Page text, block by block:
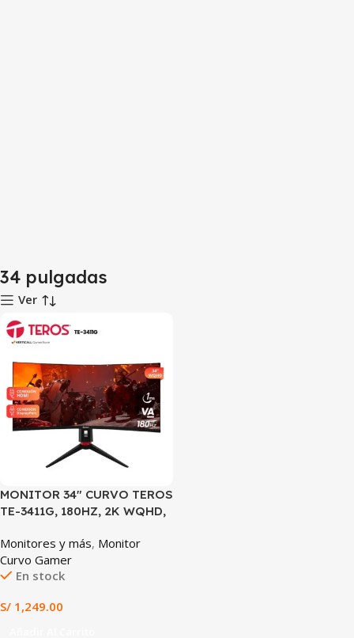
34 pulgadas
Ver
MONITOR 34″ CURVO TEROS
TE-3411G, 180HZ, 2K WQHD,
Monitores y más, Monitor
Curvo Gamer
En stock
S/ 1,249.00